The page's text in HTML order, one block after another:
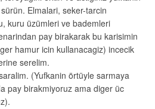
Elmalari, seker-tarcin
kuru üzümleri ve bademleri
pay birakarak bu karisimin
hamur icin kullanacagiz) incecik
serelim.
(Yufkanin örtüyle sarmaya
pay birakmiyoruz ama diger üc